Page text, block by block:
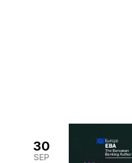
30
SEP